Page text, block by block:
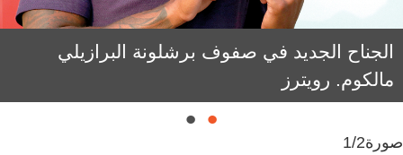
الجناح الجديد في صفوف برشلونة البرازيلي
مالكوم. رويترز
نجم ريال مدريد الجديد فينيسيوس جونيور. من
المصدر
صورة1/2